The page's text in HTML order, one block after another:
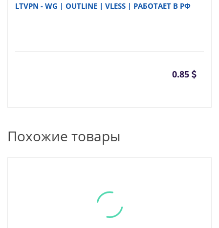
LTVPN - WG | OUTLINE | VLESS | РАБОТАЕТ В РФ
0.85
Похожие товары